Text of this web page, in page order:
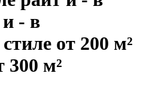
- в
от 200 м²
300 м²